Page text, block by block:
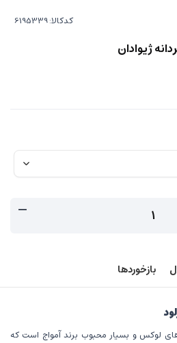
کدکالا:
ژیوادان
بازخوردها
لوکس و بسیار محبوب برند آمواج است که